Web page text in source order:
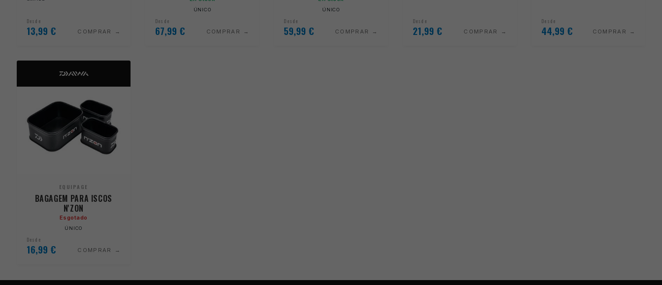
Desde
13,99 € COMPRAR
ÚNICO
Desde
67,99 € COMPRAR
ÚNICO
Desde
59,99 € COMPRAR
Desde
21,99 € COMPRAR
Desde
44,99 € COMPRAR
EQUIPAGE
BAGAGEM PARA ISCOS
N'ZON
Esgotado
ÚNICO
Desde
16,99 € COMPRAR